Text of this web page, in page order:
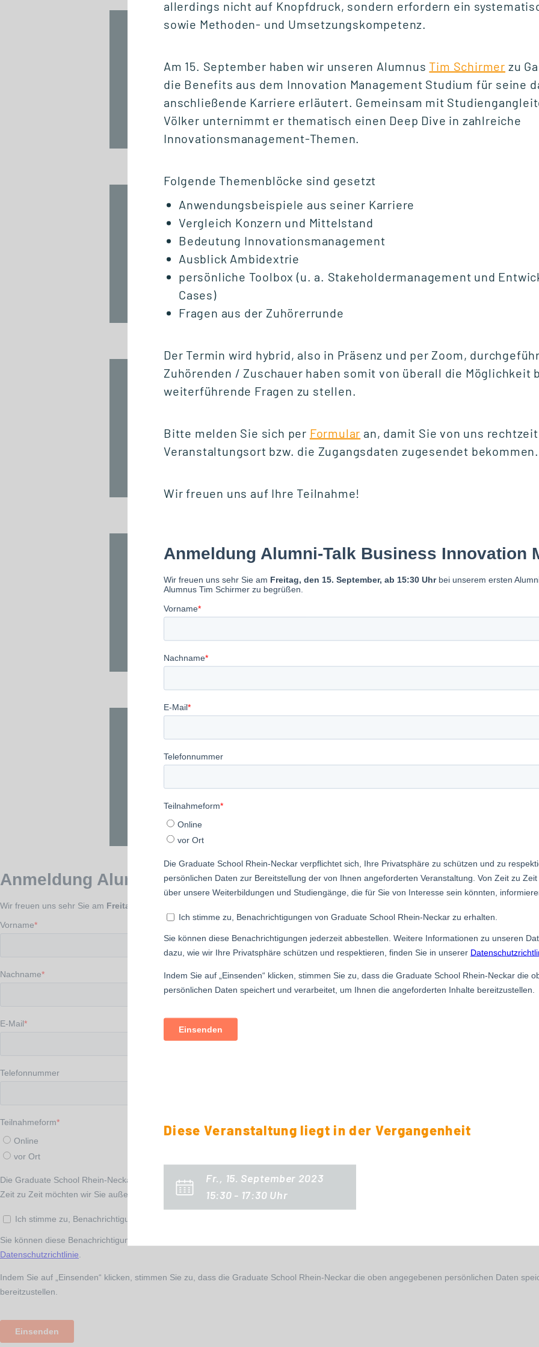
NETZWERKVERANSTALTUNG
Jahre GSRN
Fr., 18. September 2026
12:00 - 13:45 Uhr
NETZWERKVERANSTALTUNG
Ready Leadership -
Mensch & KI
Fr., 18. September 2026
START STUDIENGANG
Biomedizinische
Informatik und Data
Science (M. Sc.)
Fr., 25. September 2026
12:30 Uhr
START STUDIENGANG
Unternehmensführung
(MBA)
START ZERTIFIKAT
Introduction to
Management
10:00 Uhr
START WEITERBILDUNG
Ausbildung der
Schein)
START ZERTIFIKAT
& Business Models
09:00 Uhr
INFO-SESSION (KOSTENFREI)
zum Master oder
Leadership Skills
Fr., 8. Januar 2027
14:00 Uhr
allerdings nicht auf Knopfdruck, sondern erfordern ein
sowie Methoden- und Umsetzungskompetenz.
Am 15. September haben wir unseren AlumnusTim Schirmer zu
die Benefits aus dem Innovation Management Studium für seine
anschließende Karriere erläutert. Gemeinsam mit
Völker unternimmt er thematisch einen Deep Dive in zahlreiche
Innovationsmanagement-Themen.
Folgende Themenblöcke sind gesetzt
Anwendungsbeispiele aus seiner Karriere
Vergleich Konzern und Mittelstand
Bedeutung Innovationsmanagement
Ausblick Ambidextrie
persönliche Toolbox (u. a. Stakeholdermanagement und
Cases)
Fragen aus der Zuhörerrunde
Der Termin wird hybrid, also in Präsenz und per Zoom,
Zuhörenden / Zuschauer haben somit von überall die Möglichkeit
weiterführende Fragen zu stellen.
Bitte melden Sie sich per Formular an, damit Sie von uns
Veranstaltungsort bzw. die Zugangsdaten zugesendet bekommen.
Wir freuen uns auf Ihre Teilnahme!
Diese Veranstaltung liegt in der Vergangenheit
Fr., 15. September 2023
15:30 - 17:30 Uhr